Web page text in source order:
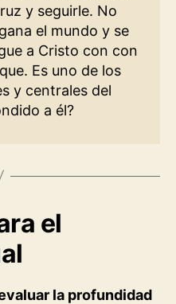
y seguirle. No
el mundo y se
a Cristo con con
Es uno de los
y centrales del
a él?
el
la profundidad